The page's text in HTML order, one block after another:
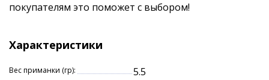
подведут во время вываживания клюнувшей рыбы.
(низкочастотная) и широкая по сравнению с
«младшим братом», при этом при проводке он идёт
чуть выше за счёт большей плавучести.
покупателям это поможет с выбором!
Характеристики
Вес приманки (гр): 5.5